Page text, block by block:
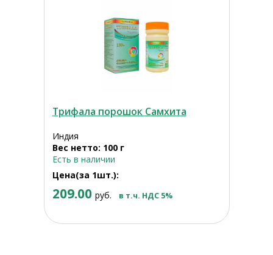
Трифала порошок Самхита
Индия
Вес нетто: 100 г
Есть в наличии
Цена(за 1шт.):
209.00 руб. в т.ч. НДС 5%